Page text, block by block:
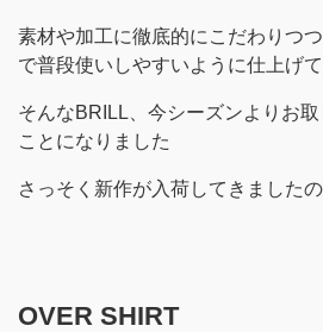
素材や加工に徹底的にこだわりつ
で普段使いしやすいように仕上げ
そんなBRILL、今シーズンよりお
ことになりました
さっそく新作が入荷してきました
OVER SHIRT